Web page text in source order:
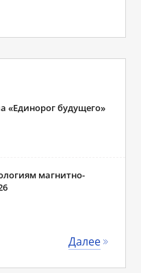
«Единорог будущего»
магнитно-
Далее